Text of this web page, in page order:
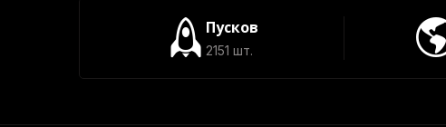
Пусков
2151 шт.